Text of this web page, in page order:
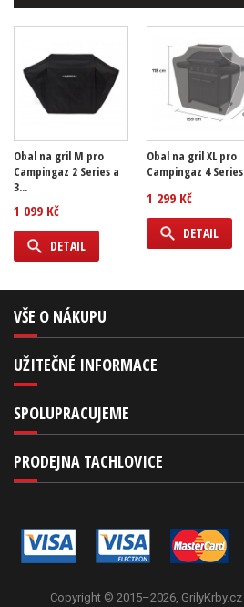
Obal na gril M pro
Campingaz 2 Series a
3...
1 099 Kč
DETAIL
Obal na gril XL pro
Campingaz 4 Series
1 299 Kč
DETAIL
VŠE O NÁKUPU
UŽITEČNÉ INFORMACE
SPOLUPRACUJEME
PRODEJNA TACHLOVICE
Copyright © 2015–2026, GrilyKrby.cz